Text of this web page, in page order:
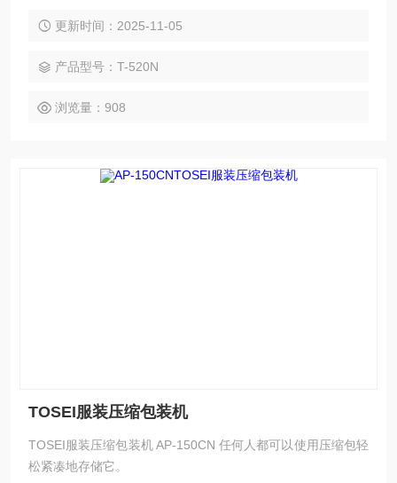
更新时间：2025-11-05
产品型号：T-520N
浏览量：908
TOSEI服装压缩包装机
TOSEI服装压缩包装机 AP-150CN 任何人都可以使用压缩包轻
松紧凑地存储它。